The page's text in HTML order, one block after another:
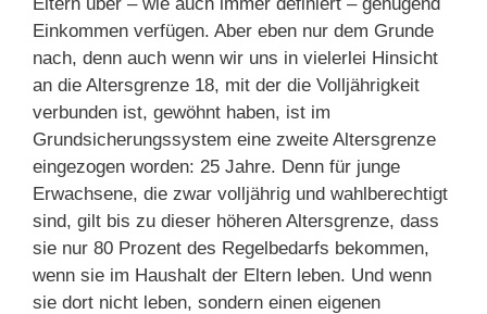
Einkommen verfügen. Aber eben nur dem Grunde
nach, denn auch wenn wir uns in vielerlei Hinsicht
an die Altersgrenze 18, mit der die Volljährigkeit
verbunden ist, gewöhnt haben, ist im
Grundsicherungssystem eine zweite Altersgrenze
eingezogen worden: 25 Jahre. Denn für junge
Erwachsene, die zwar volljährig und wahlberechtigt
sind, gilt bis zu dieser höheren Altersgrenze, dass
sie nur 80 Prozent des Regelbedarfs bekommen,
wenn sie im Haushalt der Eltern leben. Und wenn
sie dort nicht leben, sondern einen eigenen